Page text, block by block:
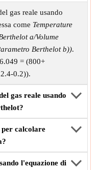
gas reale usando
come Temperature
a/Volume
Berthelot b)).
= (800+
0.2)).
gas reale usando
calcolare
l'equazione di